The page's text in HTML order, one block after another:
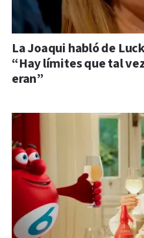
La Joaqui habló de
“Hay límites que tal
eran”